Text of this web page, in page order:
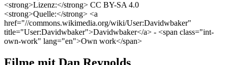
<strong>Lizenz:</strong> CC BY-SA 4.0
<strong>Quelle:</strong> <a
href="//commons.wikimedia.org/wiki/User:Davidwbaker"
title="User:Davidwbaker">Davidwbaker</a> - <span class="int-
own-work" lang="en">Own work</span>